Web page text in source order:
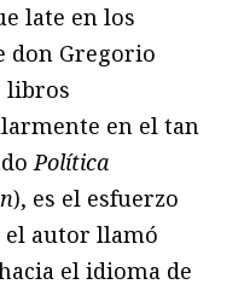
late en los
don Gregorio
libros
en el tan
Política
), es el esfuerzo
autor llamó
el idioma de